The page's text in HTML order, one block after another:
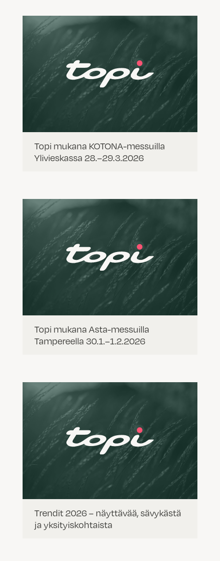
Topi mukana KOTONA-messuilla
Ylivieskassa 28.–29.3.2026
Topi mukana Asta-messuilla
Tampereella 30.1.–1.2.2026
Trendit 2026 – näyttävää, sävykästä
ja yksityiskohtaista